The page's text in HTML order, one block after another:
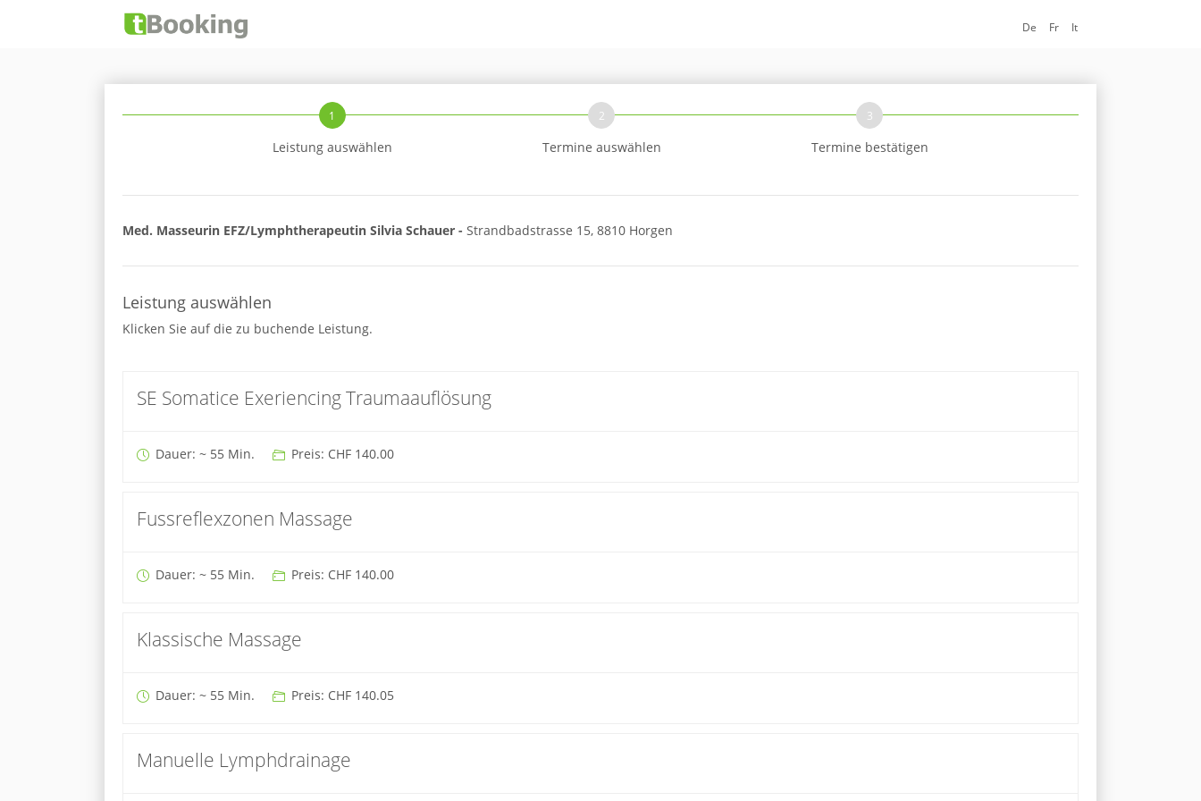
De Fr It
1
Leistung auswählen
2
Termine auswählen
3
Termine bestätigen
Med. Masseurin EFZ/Lymphtherapeutin Silvia Schauer - Strandbadstrasse 15, 8810 Horgen
Leistung auswählen
Klicken Sie auf die zu buchende Leistung.
SE Somatice Exeriencing Traumaauflösung
Dauer: ~ 55 Min. Preis: CHF 140.00
Fussreflexzonen Massage
Dauer: ~ 55 Min. Preis: CHF 140.00
Klassische Massage
Dauer: ~ 55 Min. Preis: CHF 140.05
Manuelle Lymphdrainage